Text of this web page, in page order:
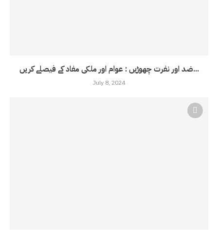
ضد اور نفرت چھوڑیں : عوام اور ملکی مفاد کے فیصلے کریں...
July 8, 2024